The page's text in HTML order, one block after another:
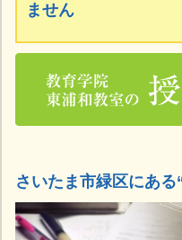
ません
さいたま市緑区にあ